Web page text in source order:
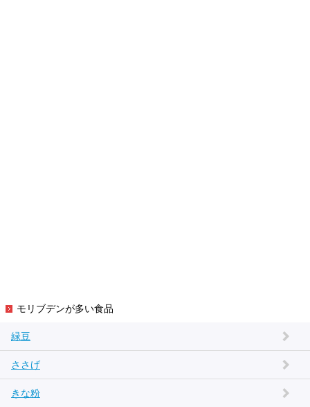
モリブデンが多い食品
緑豆
ささげ
きな粉